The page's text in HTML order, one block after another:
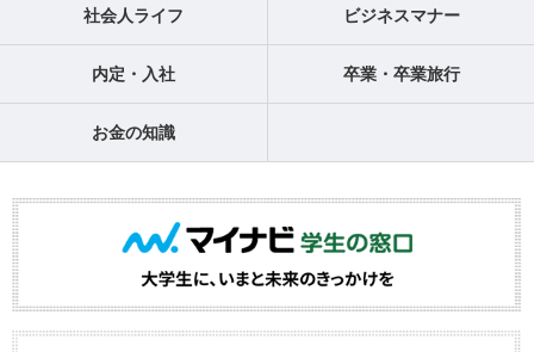
社会人ライフ ビジネスマナー
内定・入社 卒業・卒業旅行
お金の知識